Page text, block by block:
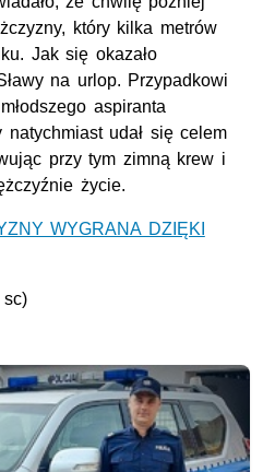
który kilka metrów
Jak się okazało
na urlop. Przypadkowi
aspiranta
udał się celem
przy tym zimną krew i
życie.
WYGRANA DZIĘKI